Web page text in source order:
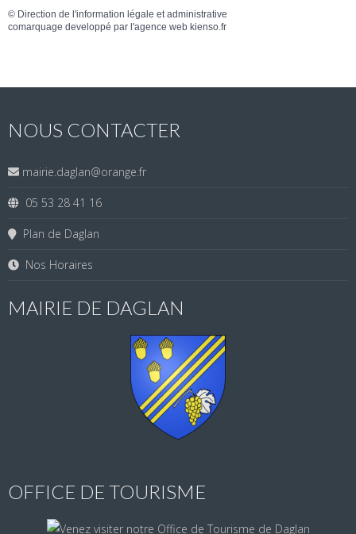
© Direction de l'information légale et administrative
comarquage developpé par l'agence web kienso.fr
NOUS CONTACTER
mairie.daglan@orange.fr
05 53 28 41 16
Plan de Daglan
Nos Horaires
MAIRIE DE DAGLAN
OFFICE DE TOURISME